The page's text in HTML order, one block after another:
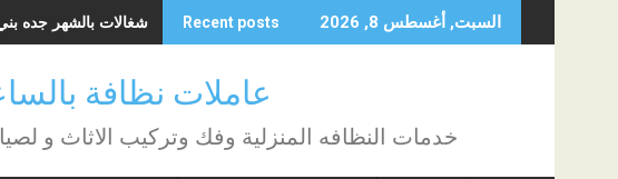
to
السبت, أغسطس 8, 2026 Recent posts شغالات بالشهر جده بني مالك
عاملات نظافة بالساعه الرياض
خدمات النظافه المنزلية وفك وتركيب الاثاث و